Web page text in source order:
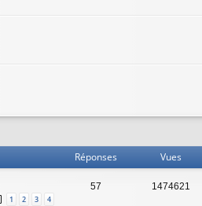
Réponses Vues
1 2 3 4
57 1474621